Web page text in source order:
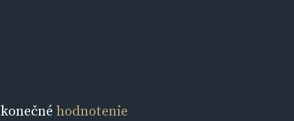
hodnotenie